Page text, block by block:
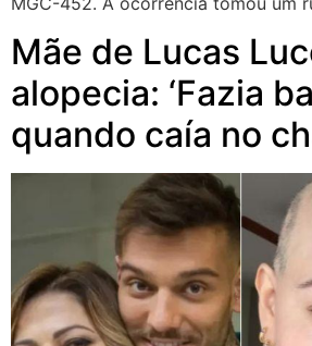
Mãe de Lucas
alopecia: ‘Fazia
quando caía no